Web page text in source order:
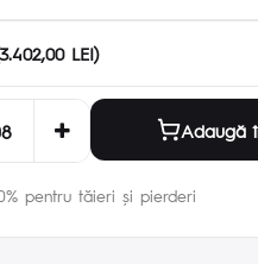
LEI)
Adaugă
pentru tăieri și pierderi